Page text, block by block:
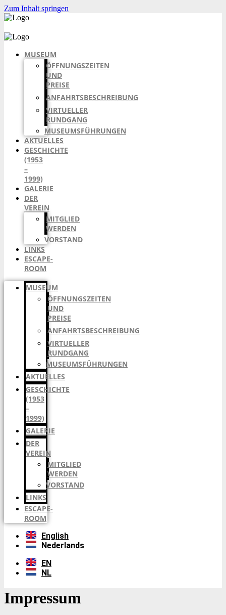
Zum Inhalt springen
MUSEUM
ÖFFNUNGSZEITEN
UND
PREISE
ANFAHRTSBESCHREIBUNG
VIRTUELLER
RUNDGANG
MUSEUMSFÜHRUNGEN
AKTUELLES
GESCHICHTE
(1953
–
1999)
GALERIE
DER
VEREIN
MITGLIED
WERDEN
VORSTAND
LINKS
ESCAPE-
ROOM
MUSEUM
ÖFFNUNGSZEITEN
UND
PREISE
ANFAHRTSBESCHREIBUNG
VIRTUELLER
RUNDGANG
MUSEUMSFÜHRUNGEN
AKTUELLES
GESCHICHTE
(1953
–
1999)
GALERIE
DER
VEREIN
MITGLIED
WERDEN
VORSTAND
LINKS
ESCAPE-
ROOM
English
Nederlands
EN
NL
Impressum